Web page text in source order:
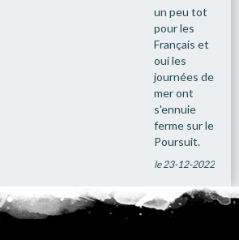
un peu tot
pour les
Français et
oui les
journées de
mer ont
s'ennuie
ferme sur le
Poursuit.
le 23-12-2022